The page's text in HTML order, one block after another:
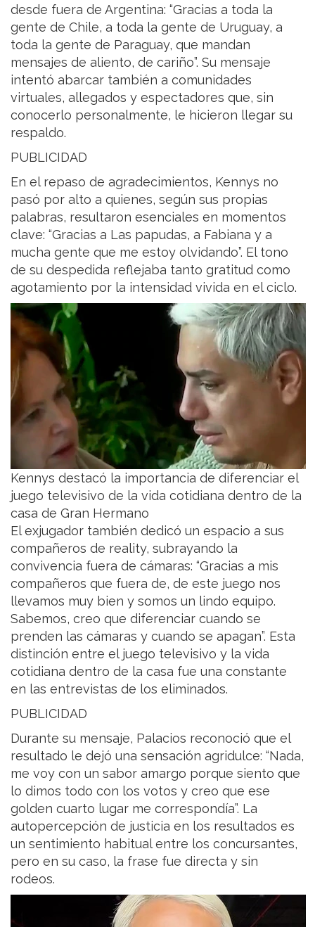
desde fuera de Argentina: “Gracias a toda la
gente de Chile, a toda la gente de Uruguay, a
toda la gente de Paraguay, que mandan
mensajes de aliento, de cariño”. Su mensaje
intentó abarcar también a comunidades
virtuales, allegados y espectadores que, sin
conocerlo personalmente, le hicieron llegar su
respaldo.
PUBLICIDAD
En el repaso de agradecimientos, Kennys no
pasó por alto a quienes, según sus propias
palabras, resultaron esenciales en momentos
clave: “Gracias a Las papudas, a Fabiana y a
mucha gente que me estoy olvidando”. El tono
de su despedida reflejaba tanto gratitud como
agotamiento por la intensidad vivida en el ciclo.
Kennys destacó la importancia de diferenciar el
juego televisivo de la vida cotidiana dentro de la
casa de Gran Hermano
El exjugador también dedicó un espacio a sus
compañeros de reality, subrayando la
convivencia fuera de cámaras: “Gracias a mis
compañeros que fuera de, de este juego nos
llevamos muy bien y somos un lindo equipo.
Sabemos, creo que diferenciar cuando se
prenden las cámaras y cuando se apagan”. Esta
distinción entre el juego televisivo y la vida
cotidiana dentro de la casa fue una constante
en las entrevistas de los eliminados.
PUBLICIDAD
Durante su mensaje, Palacios reconoció que el
resultado le dejó una sensación agridulce: “Nada,
me voy con un sabor amargo porque siento que
lo dimos todo con los votos y creo que ese
golden cuarto lugar me correspondía”. La
autopercepción de justicia en los resultados es
un sentimiento habitual entre los concursantes,
pero en su caso, la frase fue directa y sin
rodeos.